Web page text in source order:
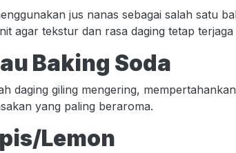
jus nanas sebagai salah satu
agar tekstur dan rasa daging tetap
Baking Soda
daging giling mengering,
yang paling beraroma.
Lemon